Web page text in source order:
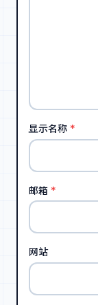
显示名称 *
邮箱 *
网站